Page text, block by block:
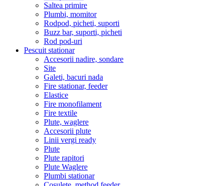
Saltea primire
Plumbi, momitor
Rodpod, picheti, suporti
Buzz bar, suporti, picheti
Rod pod-uri
Pescuit stationar
Accesorii nadire, sondare
Site
Galeti, bacuri nada
Fire stationar, feeder
Elastice
Fire monofilament
Fire textile
Plute, waglere
Accesorii plute
Linii vergi ready
Plute
Plute rapitori
Plute Waglere
Plumbi stationar